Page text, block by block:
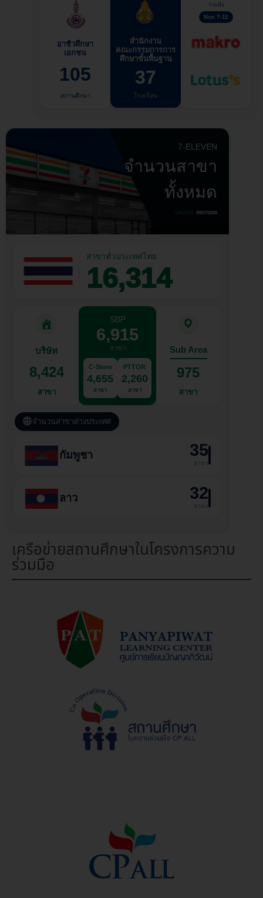
อาชีวศึกษา
เอกชน
105
สถานศึกษา
สำนักงาน
คณะกรรมการการ
ศึกษาขั้นพื้นฐาน
37
โรงเรียน
ร่วมมือ
Non 7-11
7-ELEVEN
จำนวนสาขา
ทั้งหมด
09/07/2026
สาขาทั่วประเทศไทย
16,314
บริษัท
8,424
สาขา
SBP
6,915
สาขา
C-Store
4,655
สาขา
PTTOR
2,260
สาขา
Sub Area
975
สาขา
จำนวนสาขาต่างประเทศ
กัมพูชา 35
สาขา
ลาว 32
สาขา
เครือข่ายสถานศึกษาในโครงการความ
ร่วมมือ